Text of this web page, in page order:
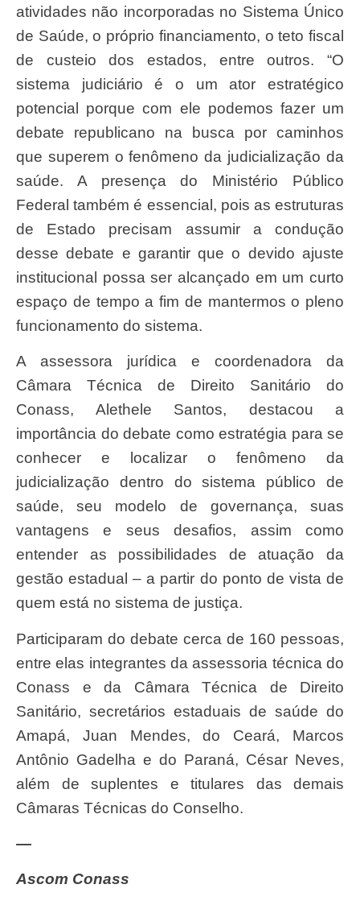
atividades não incorporadas no Sistema Único
de Saúde, o próprio financiamento, o teto fiscal
de custeio dos estados, entre outros. “O
sistema judiciário é o um ator estratégico
potencial porque com ele podemos fazer um
debate republicano na busca por caminhos
que superem o fenômeno da judicialização da
saúde. A presença do Ministério Público
Federal também é essencial, pois as estruturas
de Estado precisam assumir a condução
desse debate e garantir que o devido ajuste
institucional possa ser alcançado em um curto
espaço de tempo a fim de mantermos o pleno
funcionamento do sistema.
A assessora jurídica e coordenadora da
Câmara Técnica de Direito Sanitário do
Conass, Alethele Santos, destacou a
importância do debate como estratégia para se
conhecer e localizar o fenômeno da
judicialização dentro do sistema público de
saúde, seu modelo de governança, suas
vantagens e seus desafios, assim como
entender as possibilidades de atuação da
gestão estadual – a partir do ponto de vista de
quem está no sistema de justiça.
Participaram do debate cerca de 160 pessoas,
entre elas integrantes da assessoria técnica do
Conass e da Câmara Técnica de Direito
Sanitário, secretários estaduais de saúde do
Amapá, Juan Mendes, do Ceará, Marcos
Antônio Gadelha e do Paraná, César Neves,
além de suplentes e titulares das demais
Câmaras Técnicas do Conselho.
—
Ascom Conass